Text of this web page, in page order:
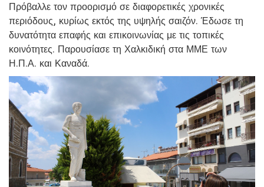
Πρόβαλλε τον προορισμό σε διαφορετικές χρονικές
περιόδους, κυρίως εκτός της υψηλής σαιζόν. Έδωσε τη
δυνατότητα επαφής και επικοινωνίας με τις τοπικές
κοινότητες. Παρουσίασε τη Χαλκιδική στα ΜΜΕ των
Η.Π.Α. και Καναδά.